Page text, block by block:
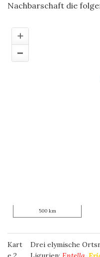
Nachbarschaft die
+
–
500 km
Kart
Drei elymische